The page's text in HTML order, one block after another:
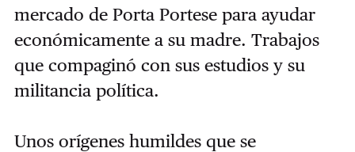
mercado de Porta Portese para ayudar
económicamente a su madre. Trabajos
que compaginó con sus estudios y su
militancia política.
Unos orígenes humildes que se